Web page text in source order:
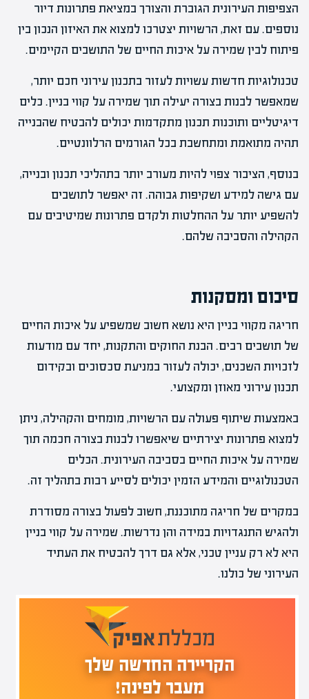
הצפיפות העירונית הגוברת והצורך במציאת פתרונות דיור
נוספים. עם זאת, הרשויות יצטרכו למצוא את האיזון הנכון בין
פיתוח לבין שמירה על איכות החיים של התושבים הקיימים.
טכנולוגיות חדשות עשויות לעזור בתכנון עירוני חכם יותר,
שמאפשר לבנות בצורה יעילה תוך שמירה על קווי בניין. כלים
דיגיטליים ותוכנות תכנון מתקדמות יכולים להבטיח שהבנייה
תהיה מתואמת ומתחשבת בכל הגורמים הרלוונטיים.
בנוסף, הציבור צפוי להיות מעורב יותר בתהליכי תכנון ובנייה,
עם גישה למידע ושקיפות גבוהה. זה יאפשר לתושבים
להשפיע יותר על ההחלטות ולקדם פתרונות שמיטיבים עם
הקהילה והסביבה שלהם.
סיכום ומסקנות
חריגה מקווי בניין היא נושא חשוב שמשפיע על איכות החיים
של תושבים רבים. הבנת החוקים והתקנות, יחד עם מודעות
לזכויות השכנים, יכולה לעזור במניעת סכסוכים ובקידום
תכנון עירוני מאוזן ומקצועי.
באמצעות שיתוף פעולה עם הרשויות, מומחים והקהילה, ניתן
למצוא פתרונות יצירתיים שיאפשרו לבנות בצורה חכמה תוך
שמירה על איכות החיים בסביבה העירונית. הכלים
הטכנולוגיים והמידע הזמין יכולים לסייע רבות בתהליך זה.
במקרים של חריגה מתוכננת, חשוב לפעול בצורה מסודרת
ולהגיש התנגדויות במידה והן נדרשות. שמירה על קווי בניין
היא לא רק עניין טכני, אלא גם דרך להבטיח את העתיד
העירוני של כולנו.
הקריירה החדשה שלך
מעבר לפינה!